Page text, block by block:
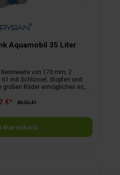
Aquamobil 35 Liter
von 170 mm, 2
mit Schlüssel, Stopfen und
großen Räder ermöglichen es,
€* 89,95 €*
Warenkorb